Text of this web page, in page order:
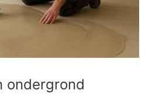
ondergrond